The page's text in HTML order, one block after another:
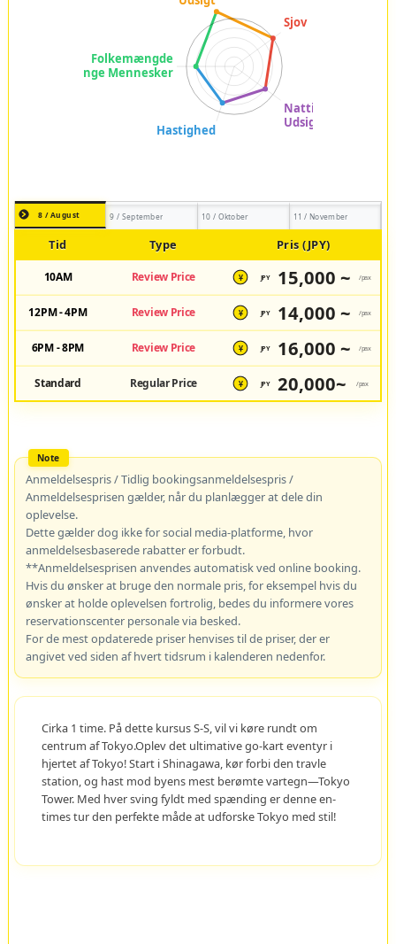
8 / August 9 / September 10 / Oktober 11 / November
Tid Type Pris (JPY)
10AM Review Price ¥ JPY 15,000 ~ /pax
12PM - 4PM Review Price ¥ JPY 14,000 ~ /pax
6PM - 8PM Review Price ¥ JPY 16,000 ~ /pax
Standard Regular Price ¥ JPY 20,000~ /pax
Anmeldelsespris / Tidlig bookingsanmeldelsespris /
Anmeldelsesprisen gælder, når du planlægger at dele din
oplevelse.
Dette gælder dog ikke for social media-platforme, hvor
anmeldelsesbaserede rabatter er forbudt.
**Anmeldelsesprisen anvendes automatisk ved online booking.
Hvis du ønsker at bruge den normale pris, for eksempel hvis du
ønsker at holde oplevelsen fortrolig, bedes du informere vores
reservationscenter personale via besked.
For de mest opdaterede priser henvises til de priser, der er
angivet ved siden af hvert tidsrum i kalenderen nedenfor.
Cirka 1 time. På dette kursus S-S, vil vi køre rundt om
centrum af Tokyo.Oplev det ultimative go-kart eventyr i
hjertet af Tokyo! Start i Shinagawa, kør forbi den travle
station, og hast mod byens mest berømte vartegn—Tokyo
Tower. Med hver sving fyldt med spænding er denne en-
times tur den perfekte måde at udforske Tokyo med stil!